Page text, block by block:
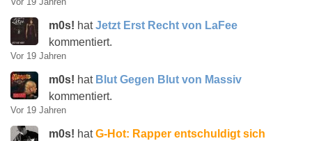
m0s! hatJetzt Erst Recht von LaFee
kommentiert.
Vor 19 Jahren
m0s! hat Blut Gegen Blut von Massiv
kommentiert.
Vor 19 Jahren
m0s! hatG-Hot: Rapper entschuldigt sich